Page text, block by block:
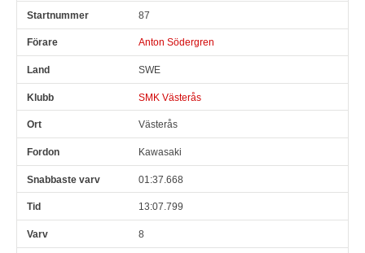
87
Anton Södergren
SWE
SMK Västerås
Västerås
Kawasaki
01:37.668
13:07.799
8